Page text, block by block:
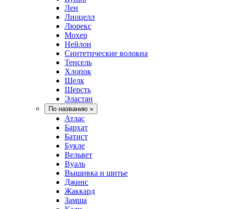
Лен
Лиоцелл
Люрекс
Мохер
Нейлон
Синтетические волокна
Тенсель
Хлопок
Шелк
Шерсть
Эластан
По названию »
Атлас
Бархат
Батист
Букле
Вельвет
Вуаль
Вышивка и шитье
Джинс
Жаккард
Замша